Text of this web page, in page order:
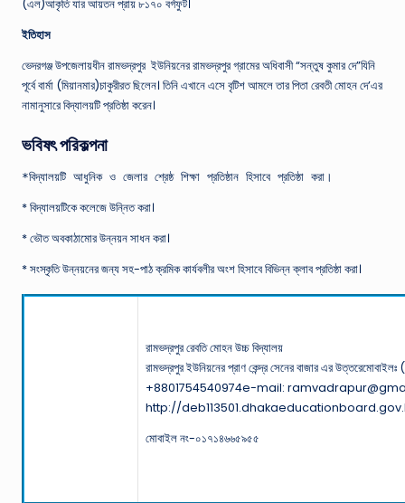
(এল)আকৃতি যার আয়তন প্রায় ৮১৭০ বর্গফুট।
ইতিহাস
ভেদরগঞ্জ উপজেলায়ধীন রামভদ্রপুর ইউনিয়নের রামভদ্রপুর গ্রামের অধিবাসী “সন্তুষ কুমার দে”যিনি
পূর্বে বার্মা (মিয়ানমার)চাকুরীরত ছিলেন। তিনি এখানে এসে বৃটিশ আমলে তার পিতা রেবতী মোহন দে’এর
নামানুসারে বিদ্যালয়টি প্রতিষ্ঠা করেন।
ভবিষৎ পরিকল্পনা
*বিদ্যালয়টি আধুনিক ও জেলার শ্রেষ্ঠ শিক্ষা প্রতিষ্ঠান হিসাবে প্রতিষ্ঠা করা।
* বিদ্যালয়টিকে কলেজে উন্নিত করা।
* ভৌত অবকাঠামোর উন্নয়ন সাধন করা।
* সংস্কৃতি উন্নয়নের জন্য সহ-পাঠ ক্রমিক কার্যবলীর অংশ হিসাবে বিভিন্ন ক্লাব প্রতিষ্ঠা করা।
রামভদ্রপুর রেবতি মোহন উচ্চ বিদ্যালয়
রামভদ্রপুর ইউনিয়নের প্রাণ কেন্দ্র সেনের বাজার এর উত্তরেমোবাইলঃ
+8801754540974e-mail:
http://
মোবাইল নং-০১৭১৪৬৬৫৯৫৫